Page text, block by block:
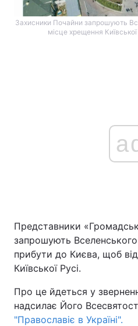
Україна
Захисники Почайни запрошують
місце хрещення
Представники
запрошують
прибути до Києва, щоб
Київської Русі.
Про це йдеться у
надсилає Його
"Православіє в Україні".